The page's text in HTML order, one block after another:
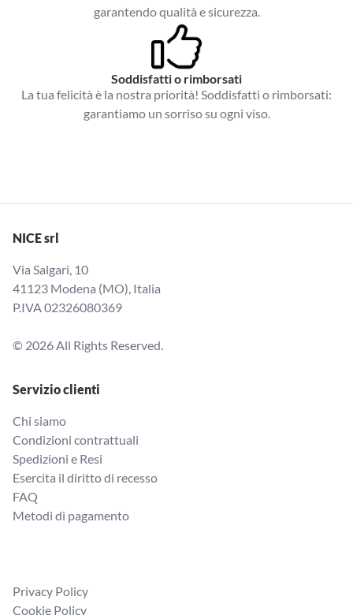
garantendo qualità e sicurezza.
Soddisfatti o rimborsati
La tua felicità è la nostra priorità! Soddisfatti o rimborsati:
garantiamo un sorriso su ogni viso.
NICE srl
Via Salgari, 10
41123 Modena (MO), Italia
P.IVA 02326080369
© 2026 All Rights Reserved.
Servizio clienti
Chi siamo
Condizioni contrattuali
Spedizioni e Resi
Esercita il diritto di recesso
FAQ
Metodi di pagamento
Privacy Policy
Cookie Policy